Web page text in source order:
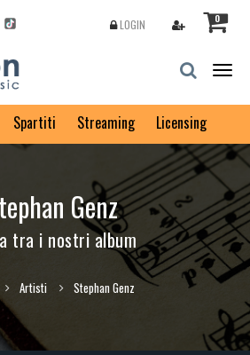
0
LOGIN
Spartiti Streaming Licensing
Genz
tra i nostri album
Artisti Stephan Genz